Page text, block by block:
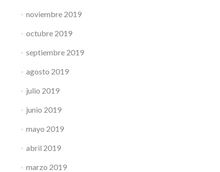
noviembre 2019
octubre 2019
septiembre 2019
agosto 2019
julio 2019
junio 2019
mayo 2019
abril 2019
marzo 2019